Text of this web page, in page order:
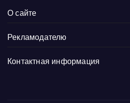
О сайте
Рекламодателю
Контактная информация